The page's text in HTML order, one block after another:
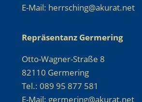
E-Mail: herrsching@akurat.net
Repräsentanz Germering
Otto-Wagner-Straße 8
82110 Germering
Tel.: 089 95 877 581
E-Mail: germering@akurat.net